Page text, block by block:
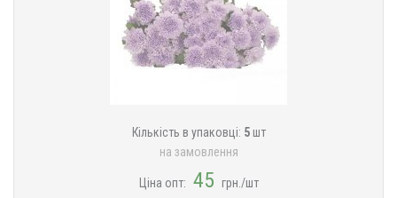
Кількість в упаковці: 5шт
на замовлення
Ціна опт: 45 грн./шт